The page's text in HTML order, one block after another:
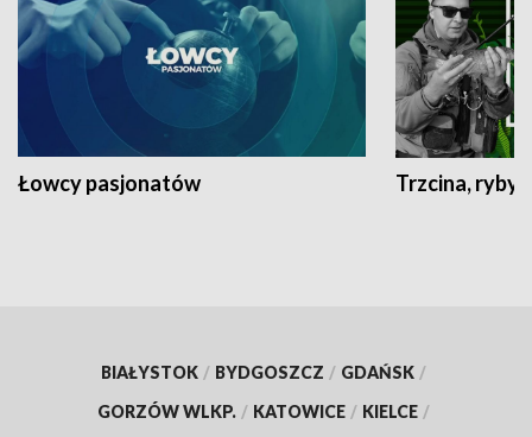
Łowcy pasjonatów Trzcina, ryby
BIAŁYSTOK / BYDGOSZCZ / GDAŃSK /
GORZÓW WLKP. / KATOWICE / KIELCE /